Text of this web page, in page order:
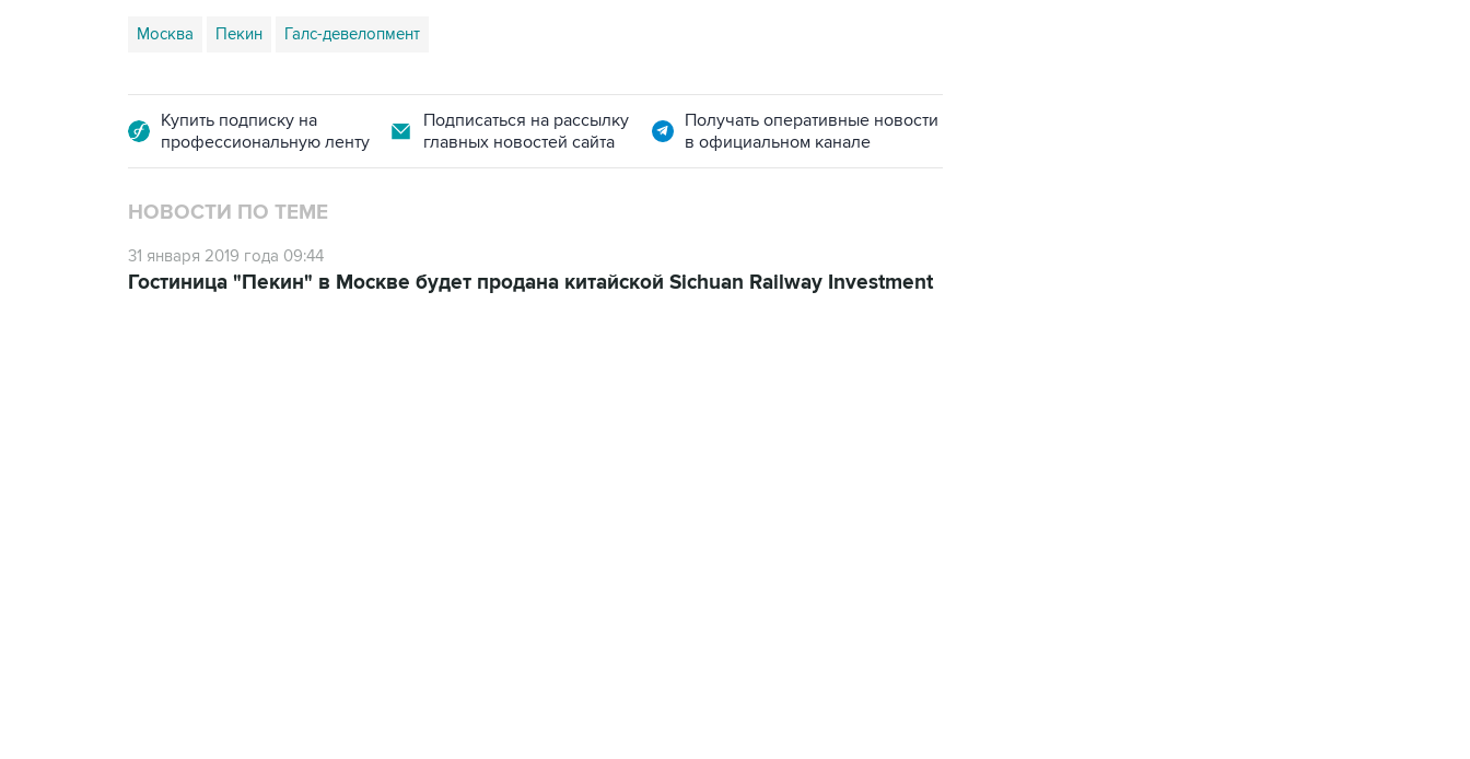
Москва Пекин Галс-девелопмент
Купить подписку на
профессиональную ленту
Подписаться на рассылку
главных новостей сайта
Получать оперативные новости
в официальном канале
НОВОСТИ ПО ТЕМЕ
31 января 2019 года 09:44
Гостиница "Пекин" в Москве будет продана китайской Sichuan Railway Investment